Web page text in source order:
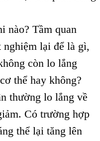
nào? Tầm quan
lại để là gì,
còn lo lắng
thể hay không?
thường lo lắng về
Có trường hợp
thể lại tăng lên